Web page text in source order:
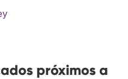
próximos a